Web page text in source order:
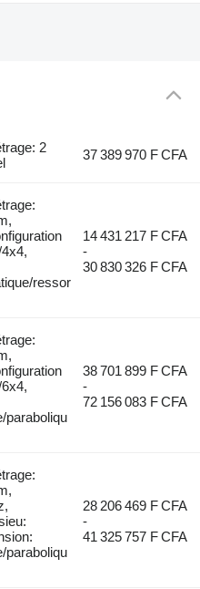
2
37 389 970 F CFA
ressor
14 431 217 F CFA
-
30 830 326 F CFA
paraboliqu
38 701 899 F CFA
-
72 156 083 F CFA
paraboliqu
28 206 469 F CFA
-
41 325 757 F CFA